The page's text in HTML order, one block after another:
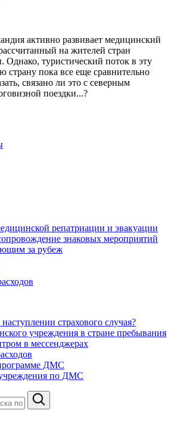
активно развивает медицинский
на жителей стран
Однако, туристический поток в эту
пока все еще сравнительно
связано ли это с северным
поездки...?
репатриации и эвакуации
знаковых мероприятий
за рубеж
страхового случая?
учреждения в стране пребывания
в мессенджерах
ДМС
по ДМС